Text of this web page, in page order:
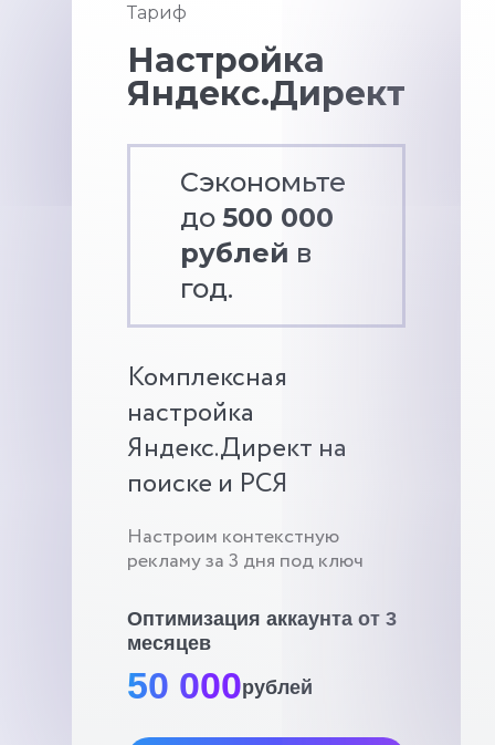
Тариф
Настройка
Яндекс.Директ
Сэкономьте
до 500 000
рублей в
год.
Комплексная
настройка
Яндекс.Директ на
поиске и РСЯ
Настроим контекстную
рекламу за 3 дня под ключ
Оптимизация аккаунта от 3
месяцев
50 000рублей